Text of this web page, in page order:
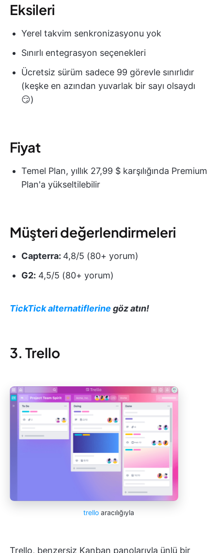
Eksileri
Yerel takvim senkronizasyonu yok
Sınırlı entegrasyon seçenekleri
Ücretsiz sürüm sadece 99 görevle sınırlıdır
(keşke en azından yuvarlak bir sayı olsaydı
😏)
Fiyat
Temel Plan, yıllık 27,99 $ karşılığında Premium
Plan'a yükseltilebilir
Müşteri değerlendirmeleri
Capterra: 4,8/5 (80+ yorum)
G2: 4,5/5 (80+ yorum)
TickTick alternatiflerine göz atın!
3. Trello
trelloaracılığıyla
Trello, benzersiz Kanban panolarıyla ünlü bir